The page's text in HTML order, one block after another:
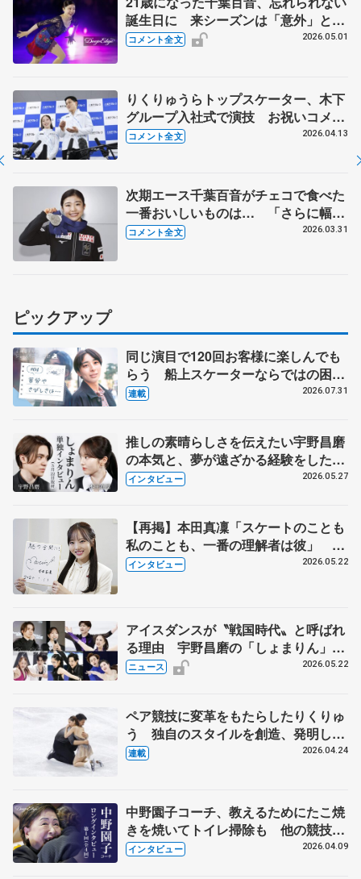
誕生日に 来シーズンは「意外」と言
われたい 【ブルームオンアイス】
コメント全文 2026.05.01
りくりゅうらトップスケーター、木下
グループ入社式で演技 お祝いコメン
ト、呪文のように練習したが...【入社
コメント全文 2026.04.13
次期エース千葉百音がチェコで食べた
一番おいしいものは… 「さらに幅を
広げていけるように頑張りたい」【世
コメント全文 2026.03.31
ピックアップ
同じ演目で120回お客様に楽しんでも
らう 船上スケーターならではの困難
とは 影響あったPIW前キャプテン松
連載 2026.07.31
推しの素晴らしさを伝えたい宇野昌磨
の本気と、夢が遠ざかる経験をした本
田真凜の覚悟
インタビュー 2026.05.27
【再掲】本田真凜「スケートのことも
私のことも、一番の理解者は彼」 引
退時の単独インタビューで語った競技
インタビュー 2026.05.22
アイスダンスが〝戦国時代〟と呼ばれ
る理由 宇野昌磨の「しょまりん」ら
実力者が相次いで参戦 国内の競争激
ニュース 2026.05.22
ペア競技に変革をもたらしたりくりゅ
う 独自のスタイルを創造、発明した
【引退発表後②】
連載 2026.04.24
中野園子コーチ、教えるためにたこ焼
きを焼いてトイレ掃除も 他の競技に
も通用するという坂本花織の筋肉
インタビュー 2026.04.09